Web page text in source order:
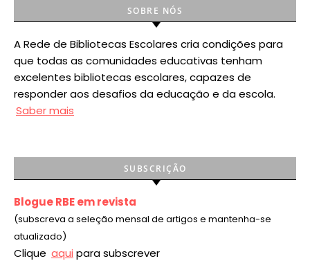
SOBRE NÓS
A Rede de Bibliotecas Escolares cria condições para
que todas as comunidades educativas tenham
excelentes bibliotecas escolares, capazes de
responder aos desafios da educação e da escola.
Saber mais
SUBSCRIÇÃO
Blogue RBE em revista
(subscreva a seleção mensal de artigos e mantenha-se
atualizado)
Clique aqui para subscrever